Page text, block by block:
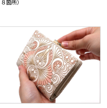
８箇所）